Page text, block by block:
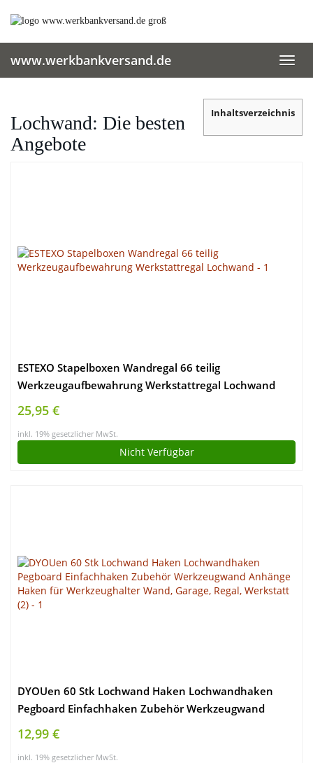
www.werkbankversand.de
Inhaltsverzeichnis
Lochwand: Die besten
Angebote
ESTEXO Stapelboxen Wandregal 66 teilig
Werkzeugaufbewahrung Werkstattregal Lochwand
25,95 €
inkl. 19% gesetzlicher MwSt.
Nicht Verfügbar
DYOUen 60 Stk Lochwand Haken Lochwandhaken
Pegboard Einfachhaken Zubehör Werkzeugwand
Anhänge Haken für Werkzeughalter Wand, Garage,
Regal, Werkstatt (2)
12,99 €
inkl. 19% gesetzlicher MwSt.